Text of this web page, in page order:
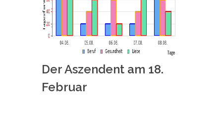
Der Aszendent am 18.
Februar